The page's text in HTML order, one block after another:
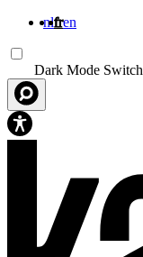
nlfren
Dark Mode Switch